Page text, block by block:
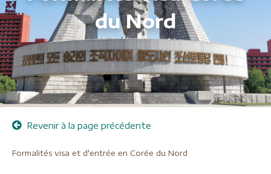
du Nord
Revenir à la page précédente
Formalités visa et d'entrée en Corée du Nord